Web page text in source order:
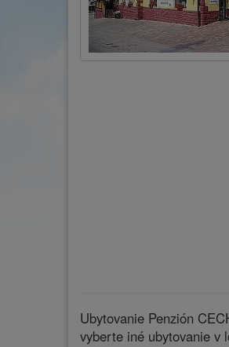
Ubytovanie Penzión
vyberte iné ubytovanie v